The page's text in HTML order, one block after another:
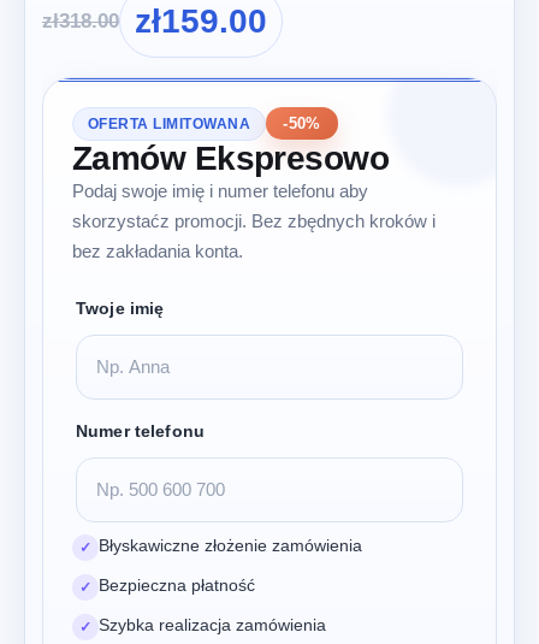
zł318.00 zł159.00
OFERTA LIMITOWANA -50%
Zamów Ekspresowo
Podaj swoje imię i numer telefonu aby
skorzystaćz promocji. Bez zbędnych kroków i
bez zakładania konta.
Twoje imię
Numer telefonu
✓ Błyskawiczne złożenie zamówienia
✓ Bezpieczna płatność
✓ Szybka realizacja zamówienia